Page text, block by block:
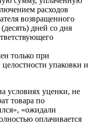
расходов
возвращенного
дней со дня
только при
упаковки и
условиях уценки, не
товара по
«ожидали
оплачивается